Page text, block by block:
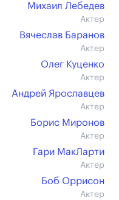
Михаил Лебедев
Актер
Вячеслав Баранов
Актер
Олег Куценко
Актер
Андрей Ярославцев
Актер
Борис Миронов
Актер
Гари МакЛарти
Актер
Боб Оррисон
Актер